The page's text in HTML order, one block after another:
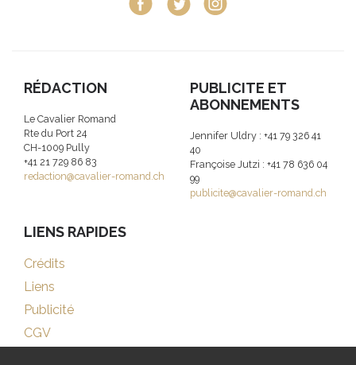
RÉDACTION
Le Cavalier Romand
Rte du Port 24
CH-1009 Pully
+41 21 729 86 83
redaction@cavalier-romand.ch
PUBLICITE ET
ABONNEMENTS
Jennifer Uldry : +41 79 326 41
40
Françoise Jutzi : +41 78 636 04
99
publicite@cavalier-romand.ch
LIENS RAPIDES
Crédits
Liens
Publicité
CGV